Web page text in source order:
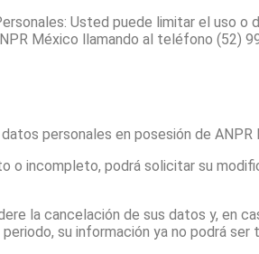
Usted puede limitar el uso
México llamando al teléfono (52)
personales en posesión de
o incompleto, podrá solicitar su
la cancelación de sus datos y, en
su información ya no podrá ser